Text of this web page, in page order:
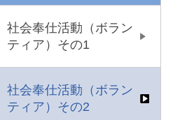
社会奉仕活動（ボラン
ティア）その1
社会奉仕活動（ボラン
ティア）その2